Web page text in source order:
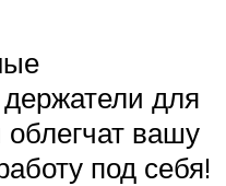
для
вашу
под себя!